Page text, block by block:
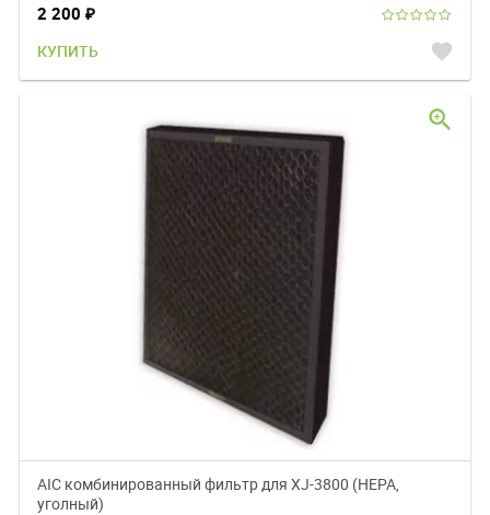
2 200 ₽
КУПИТЬ favorite
AIC комбинированный фильтр для XJ-3800 (НЕРА,
уголный)
zoom_in